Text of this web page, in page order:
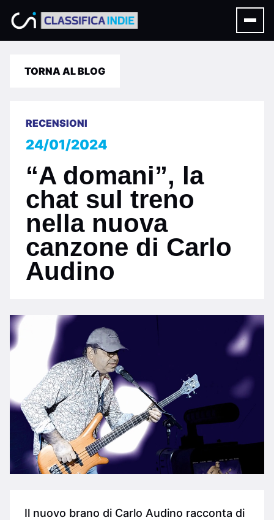
TORNA AL BLOG
RECENSIONI
24/01/2024
“A domani”, la
chat sul treno
nella nuova
canzone di Carlo
Audino
Il nuovo brano di Carlo Audino racconta di